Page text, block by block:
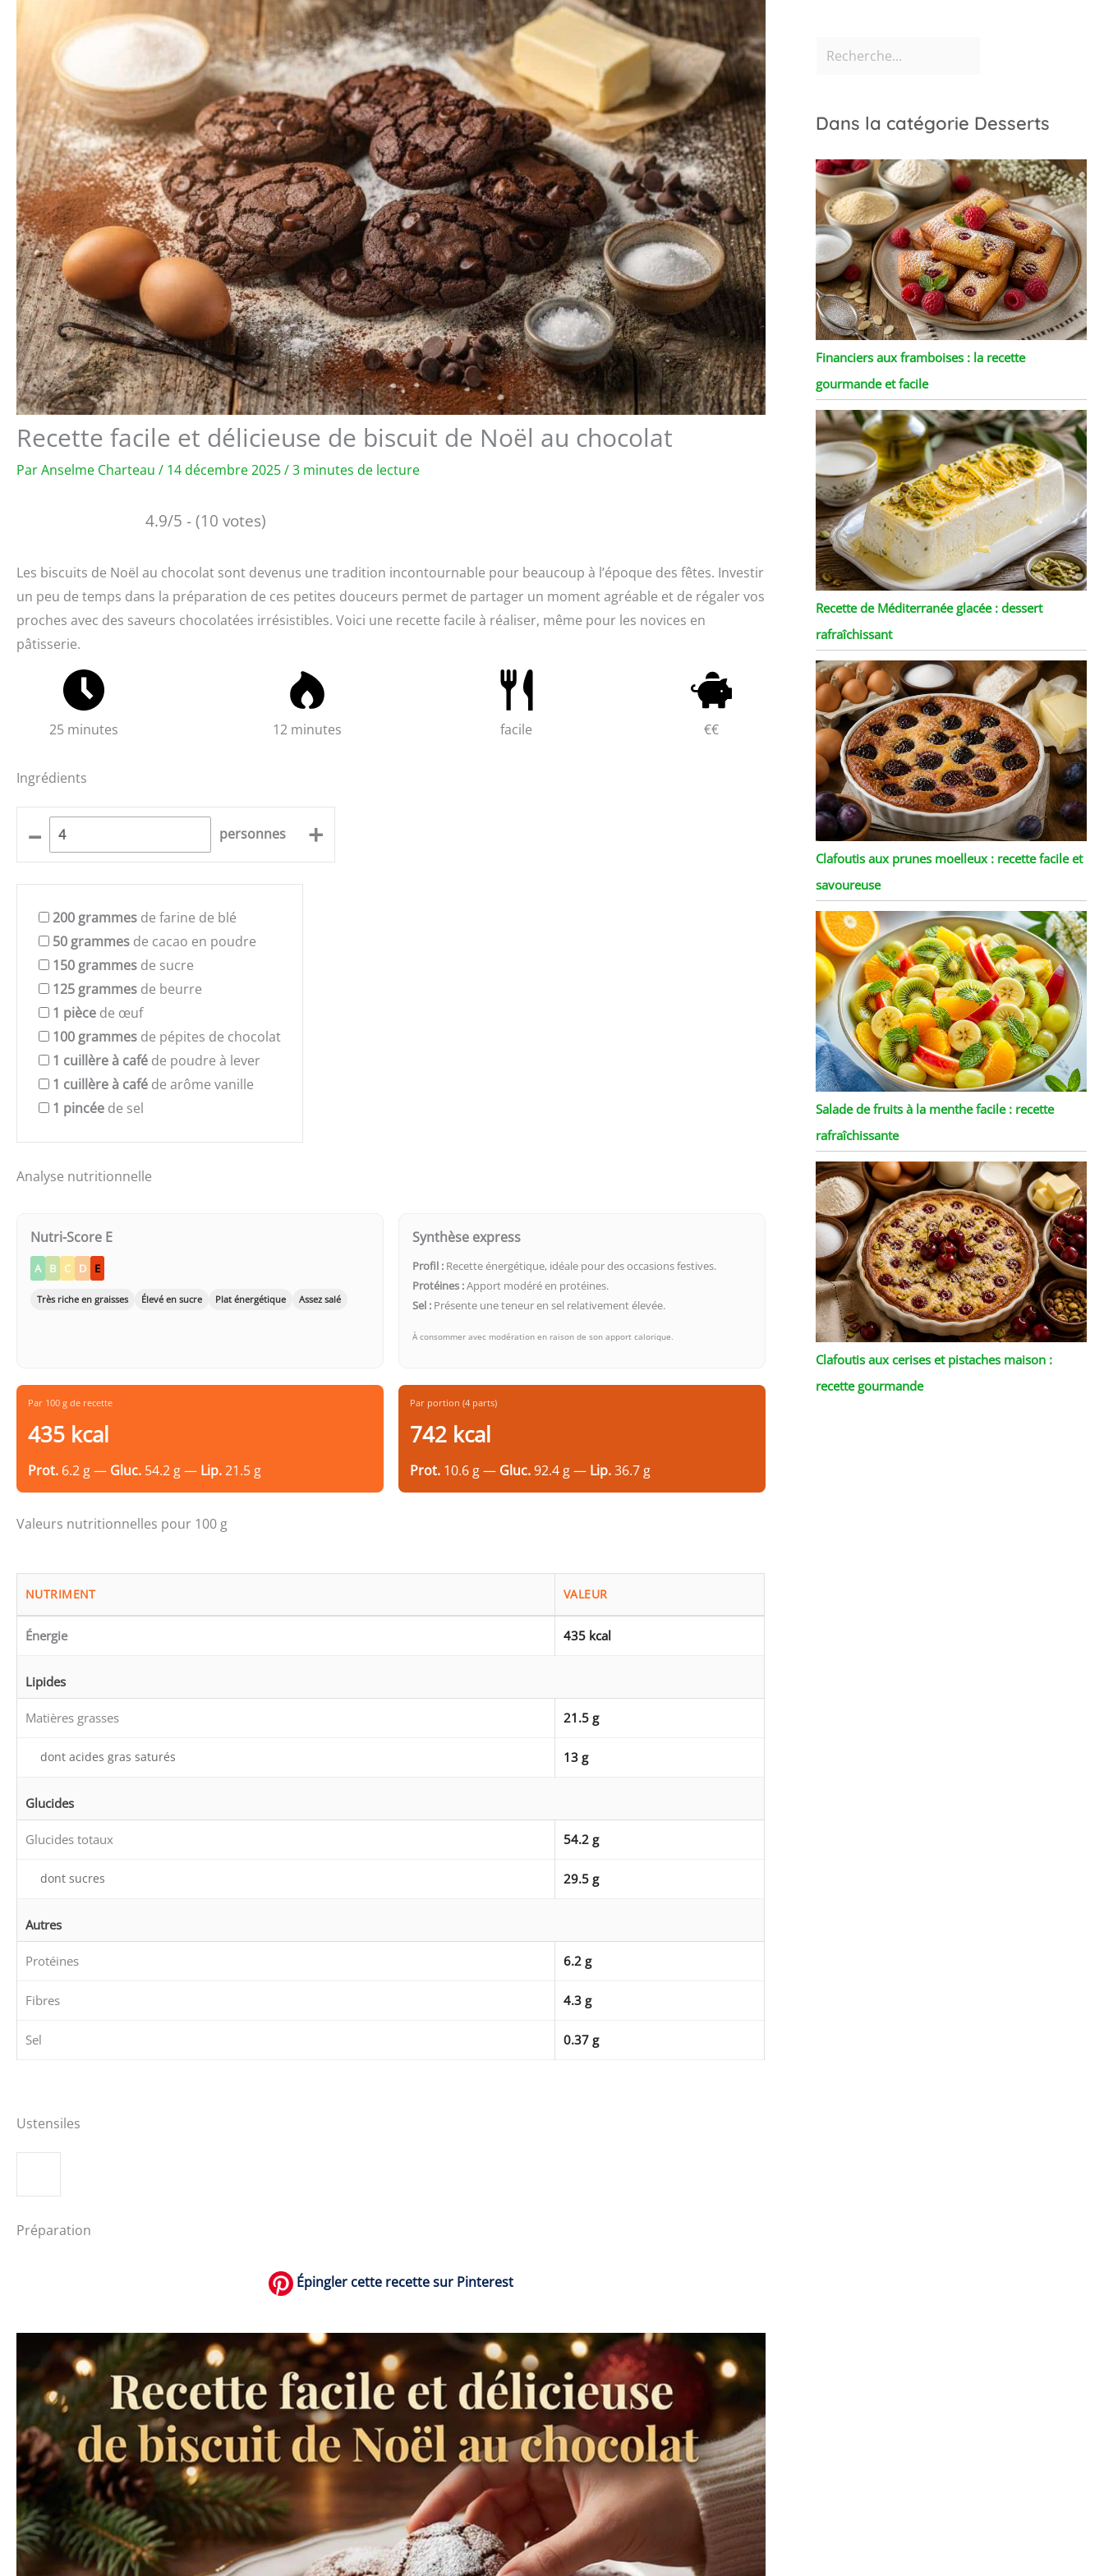
Recette facile et délicieuse de biscuit de Noël au chocolat
ParAnselme Charteau / 14 décembre 2025/3 minutes de lecture
4.9/5 - (10 votes)
Les biscuits de Noël au chocolat sont devenus une tradition incontournable pour beaucoup à l’époque des fêtes. Investir
un peu de temps dans la préparation de ces petites douceurs permet de partager un moment agréable et de régaler vos
proches avec des saveurs chocolatées irrésistibles. Voici une recette facile à réaliser, même pour les novices en
pâtisserie.
25 minutes 12 minutes facile €€
Ingrédients
– personnes +
200 grammes de farine de blé
50 grammes de cacao en poudre
150 grammes de sucre
125 grammes de beurre
1 pièce de œuf
100 grammes de pépites de chocolat
1 cuillère à café de poudre à lever
1 cuillère à café de arôme vanille
1 pincée de sel
Analyse nutritionnelle
Nutri-Score E
A B C D E
Très riche en graisses Élevé en sucre Plat énergétique Assez salé
Synthèse express
Profil : Recette énergétique, idéale pour des occasions festives.
Protéines :Apport modéré en protéines.
Sel : Présente une teneur en sel relativement élevée.
À consommer avec modération en raison de son apport calorique.
Par 100 g de recette
435 kcal
Prot. 6.2 g — Gluc. 54.2 g — Lip.21.5 g
Par portion (4 parts)
742 kcal
Prot. 10.6 g — Gluc.92.4 g — Lip.36.7 g
Valeurs nutritionnelles pour 100 g
NUTRIMENT VALEUR
Énergie 435 kcal
Lipides
Matières grasses 21.5 g
dont acides gras saturés 13 g
Glucides
Glucides totaux 54.2 g
dont sucres 29.5 g
Autres
Protéines 6.2 g
Fibres 4.3 g
Sel 0.37 g
Ustensiles
Préparation
Épingler cette recette sur Pinterest
Dans la catégorie Desserts
Financiers aux framboises : la recette
gourmande et facile
Recette de Méditerranée glacée : dessert
rafraîchissant
Clafoutis aux prunes moelleux : recette facile et
savoureuse
Salade de fruits à la menthe facile : recette
rafraîchissante
Clafoutis aux cerises et pistaches maison :
recette gourmande